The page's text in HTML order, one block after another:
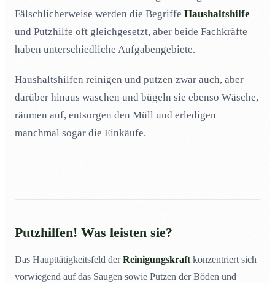
03Wo finde ich zuverlässige und gute Putzhilfen?
04Muss ich einen Raumpfleger anmelden?
05 Welche Vorteile hat eine Putzhilfe gegenüber einer
06Was ist günstiger? Eine Putzkraft oder ein
Reinigungsunternehmen?
07Grundreinigung ein- oder zweimal im Jahr! Brauche ich
Fälschlicherweise werden die Begriffe Haushaltshilfe
und Putzhilfe oft gleichgesetzt, aber beide Fachkräfte
haben unterschiedliche Aufgabengebiete.
Haushaltshilfen reinigen und putzen zwar auch, aber
darüber hinaus waschen und bügeln sie ebenso Wäsche,
räumen auf, entsorgen den Müll und erledigen
manchmal sogar die Einkäufe.
Putzhilfen! Was leisten sie?
Das Haupttätigkeitsfeld derReinigungskraft konzentriert sich
vorwiegend auf das Saugen sowie Putzen der Böden und